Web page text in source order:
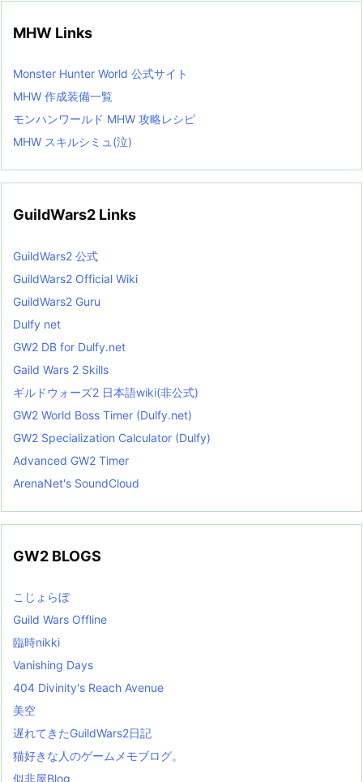
MHW Links
Monster Hunter World 公式サイト
MHW 作成装備一覧
モンハンワールド MHW 攻略レシピ
MHW スキルシミュ(泣)
GuildWars2 Links
GuildWars2 公式
GuildWars2 Official Wiki
GuildWars2 Guru
Dulfy net
GW2 DB for Dulfy.net
Gaild Wars 2 Skills
ギルドウォーズ2 日本語wiki(非公式)
GW2 World Boss Timer (Dulfy.net)
GW2 Specialization Calculator (Dulfy)
Advanced GW2 Timer
ArenaNet's SoundCloud
GW2 BLOGS
こじょらぼ
Guild Wars Offline
臨時nikki
Vanishing Days
404 Divinity's Reach Avenue
美空
遅れてきたGuildWars2日記
猫好きな人のゲームメモブログ。
似非屋Blog